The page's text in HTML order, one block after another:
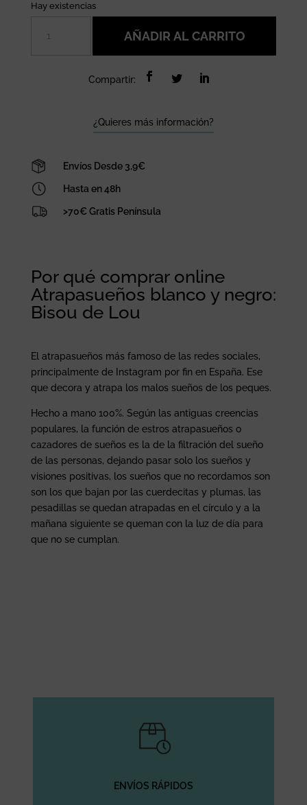
Hay existencias
blanco
AÑADIR AL CARRITO
Compartir:
¿Quieres más información?
Envíos Desde 3,9€
Hasta en 48h
>70€ Gratis Península
Por qué comprar online
Atrapasueños blanco y negro:
Bisou de Lou
El atrapasueños más famoso de las redes sociales,
principalmente de Instagram por fin en España. Ese
que decora y atrapa los malos sueños de los peques.
Hecho a mano 100%. Según las antiguas creencias
populares, la función de estros atrapasueños o
cazadores de sueños es la de la filtración del sueño
de las personas, dejando pasar solo los sueños y
visiones positivas, los sueños que no recordamos son
son los que bajan por las cuerdecitas y plumas, las
pesadillas se quedan atrapadas en el círculo y a la
mañana siguiente se queman con la luz de día para
que no se cumplan.
ENVÍOS RÁPIDOS